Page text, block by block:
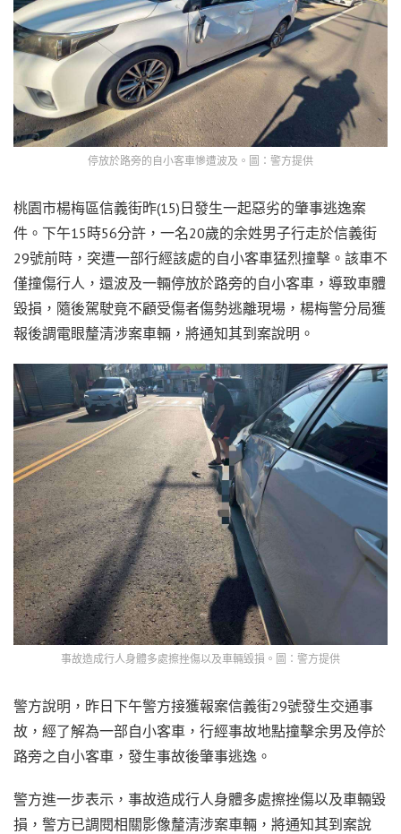
停放於路旁的自小客車慘遭波及。圖：警方提供
桃園市楊梅區信義街昨(15)日發生一起惡劣的肇事逃逸案
件。下午15時56分許，一名20歲的余姓男子行走於信義街
29號前時，突遭一部行經該處的自小客車猛烈撞擊。該車不
僅撞傷行人，還波及一輛停放於路旁的自小客車，導致車體
毀損，隨後駕駛竟不顧受傷者傷勢逃離現場，楊梅警分局獲
報後調電眼釐清涉案車輛，將通知其到案說明。
事故造成行人身體多處擦挫傷以及車輛毀損。圖：警方提供
警方說明，昨日下午警方接獲報案信義街29號發生交通事
故，經了解為一部自小客車，行經事故地點撞擊余男及停於
路旁之自小客車，發生事故後肇事逃逸。
警方進一步表示，事故造成行人身體多處擦挫傷以及車輛毀
損，警方已調閱相關影像釐清涉案車輛，將通知其到案說